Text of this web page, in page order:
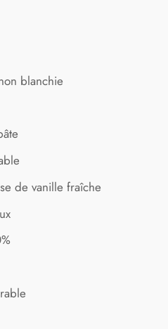
blanchie
de vanille fraîche